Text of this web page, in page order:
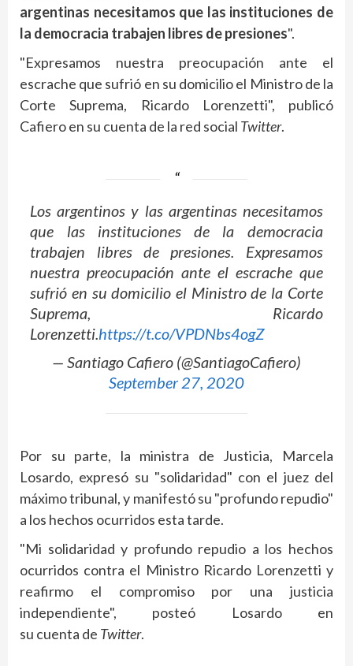
argentinas necesitamos que las instituciones de
la democracia trabajen libres de presiones".
"Expresamos nuestra preocupación ante el
escrache que sufrió en su domicilio el Ministro de la
Corte Suprema, Ricardo Lorenzetti", publicó
Cafiero en su cuenta de la red social Twitter.
Los argentinos y las argentinas necesitamos
que las instituciones de la democracia
trabajen libres de presiones. Expresamos
nuestra preocupación ante el escrache que
sufrió en su domicilio el Ministro de la Corte
Suprema, Ricardo
Lorenzetti.https://t.co/VPDNbs4ogZ
— Santiago Cafiero (@SantiagoCafiero)
September 27, 2020
Por su parte, la ministra de Justicia, Marcela
Losardo, expresó su "solidaridad" con el juez del
máximo tribunal, y manifestó su "profundo repudio"
a los hechos ocurridos esta tarde.
"Mi solidaridad y profundo repudio a los hechos
ocurridos contra el Ministro Ricardo Lorenzetti y
reafirmo el compromiso por una justicia
independiente", posteó Losardo en
su cuenta de Twitter.